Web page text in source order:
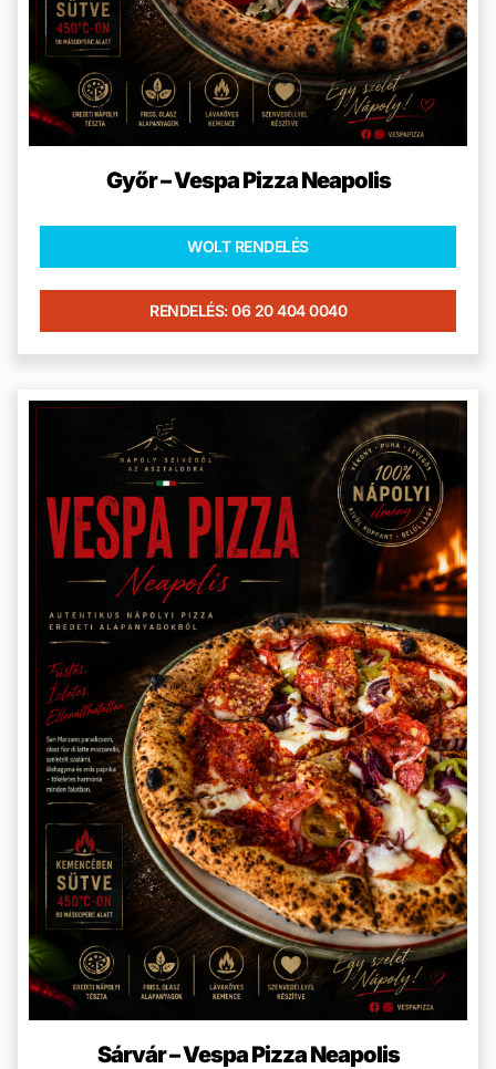
Győr – Vespa Pizza Neapolis
WOLT RENDELÉS
RENDELÉS: 06 20 404 0040
Sárvár – Vespa Pizza Neapolis